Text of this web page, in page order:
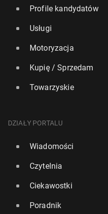
Profile kandydatów
Usługi
Motoryzacja
Kupię / Sprzedam
Towarzyskie
DZIAŁY PORTALU
Wiadomości
Czytelnia
Ciekawostki
Poradnik